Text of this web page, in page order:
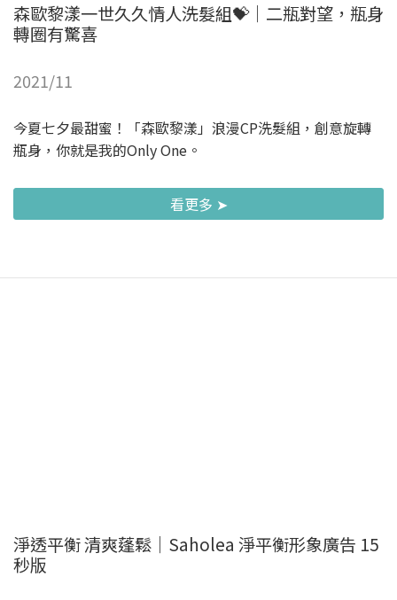
森歐黎漾一世久久情人洗髮組💝｜二瓶對望，瓶身
轉圈有驚喜
2021/11
今夏七夕最甜蜜！「森歐黎漾」浪漫CP洗髮組，創意旋轉
瓶身，你就是我的Only One。
看更多 ➤
淨透平衡 清爽蓬鬆｜Saholea 淨平衡形象廣告 15
秒版